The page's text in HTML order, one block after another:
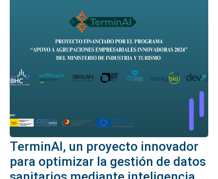
TerminAI, un proyecto innovador
para optimizar la gestión de datos